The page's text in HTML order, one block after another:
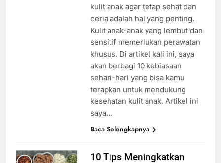
kulit anak agar tetap sehat dan
ceria adalah hal yang penting.
Kulit anak-anak yang lembut dan
sensitif memerlukan perawatan
khusus. Di artikel kali ini, saya
akan berbagi 10 kebiasaan
sehari-hari yang bisa kamu
terapkan untuk mendukung
kesehatan kulit anak. Artikel ini
saya…
Baca Selengkapnya
10 Tips Meningkatkan